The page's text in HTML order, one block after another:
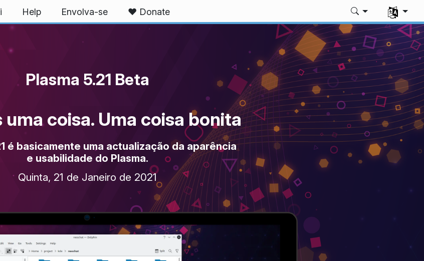
Help Envolva-se ❤️ Donate
Plasma 5.21 Beta
uma coisa. Uma coisa bonita
é basicamente uma actualização da aparência
e usabilidade do Plasma.
Quinta, 21 de Janeiro de 2021